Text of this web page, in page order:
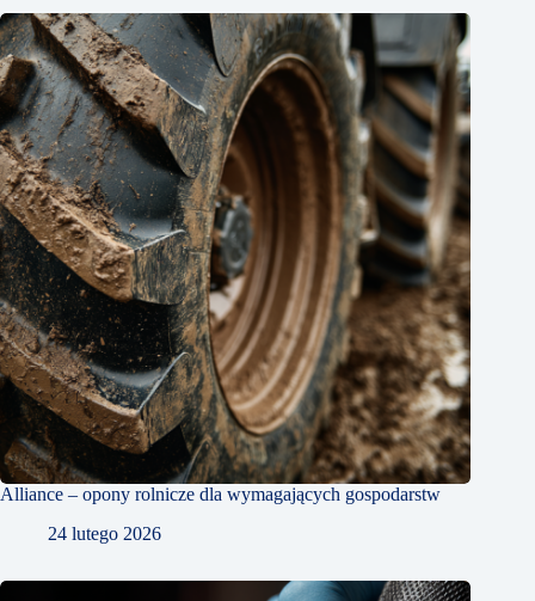
Alliance – opony rolnicze dla wymagających gospodarstw
24 lutego 2026